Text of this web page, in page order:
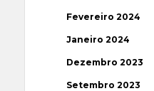
Fevereiro 2024
Janeiro 2024
Dezembro 2023
Setembro 2023